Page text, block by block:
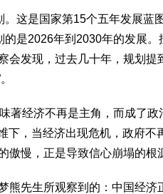
这是国家第15个五年发展蓝
的是2026年到2030年的发展
发现，过去几十年，规划提
经济不再是主角，而成了政
下，当经济出现危机，政府
傲慢，正是导致信心崩塌的根
熊先生所观察到的：中国经济